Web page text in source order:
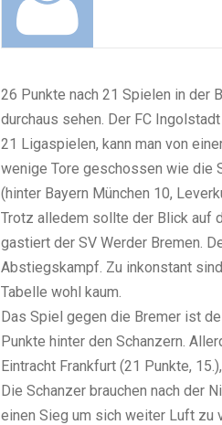
26 Punkte nach 21 Spielen in der
durchaus sehen. Der FC
21 Ligaspielen, kann man von
wenige Tore geschossen wie die
(hinter Bayern München 10,
Trotz alledem sollte der Blick auf
gastiert der SV Werder Bremen.
Abstiegskampf. Zu inkonstant
Tabelle wohl kaum.
Das Spiel gegen die Bremer ist
Punkte hinter den Schanzern.
Eintracht Frankfurt (21 Punkte,
Die Schanzer brauchen nach der
einen Sieg um sich weiter Luft zu